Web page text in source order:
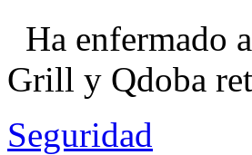
Ha enfermado
Grill y Qdoba
Seguridad